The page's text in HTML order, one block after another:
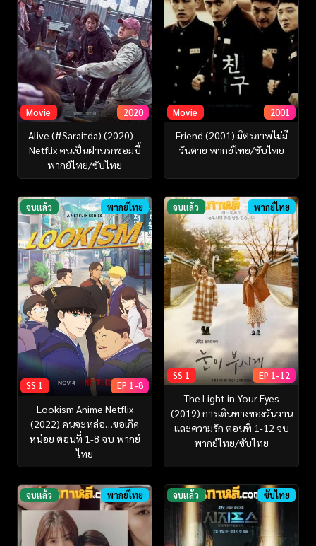
Movie 2020
Alive (#Saraitda) (2020) –
Netflix คนเป็นฝ่านรกซอมบี้
พากย์ไทย/ซับไทย
Movie 2001
Friend (2001) มิตรภาพไม่มี
วันตาย พากย์ไทย/ซับไทย
จบแล้ว พากย์ไทย
SS 1 EP 1-8
Lookism Anime Netflix
(2022) คนจะหล่อ…ขอเกิด
หน่อย ตอนที่ 1-8 จบ พากย์
ไทย
จบแล้ว พากย์ไทย
SS 1 EP 1-12
The Light in Your Eyes
(2019) การเดินทางของวันวาน
และความรัก ตอนที่ 1-12 จบ
พากย์ไทย/ซับไทย
จบแล้ว พากย์ไทย จบแล้ว ซับไทย